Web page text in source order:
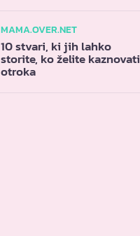
MAMA.OVER.NET
10 stvari, ki jih lahko
storite, ko želite kaznovati
otroka